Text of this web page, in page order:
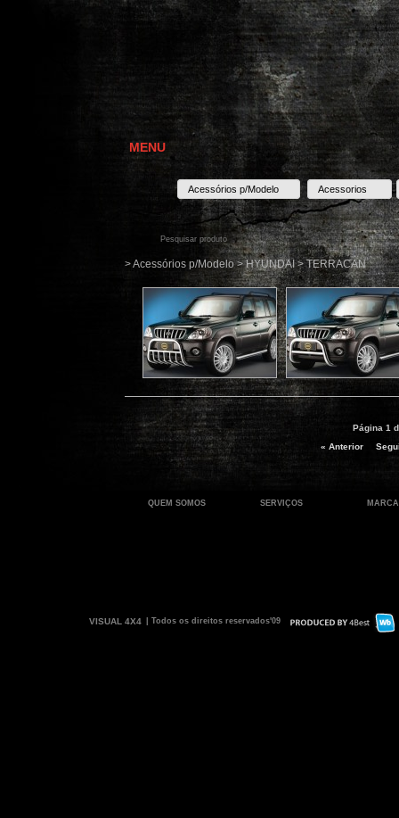
MENU
Acessórios p/Modelo Acessorios
> Acessórios p/Modelo > HYUNDAI > TERRACAN
Página 1
« Anterior
QUEM SOMOS SERVIÇOS
VISUAL 4X4 | Todos os direitos reservados'09